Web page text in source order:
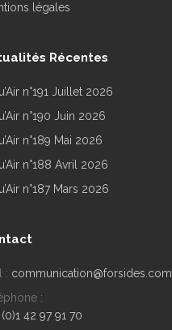
légales
Récentes
n°191 Juillet 2026
n°190 Juin 2026
n°189 Mai 2026
n°188 Avril 2026
n°187 Mars 2026
: communication@forsides.com
:
(0)1 42 97 91 70